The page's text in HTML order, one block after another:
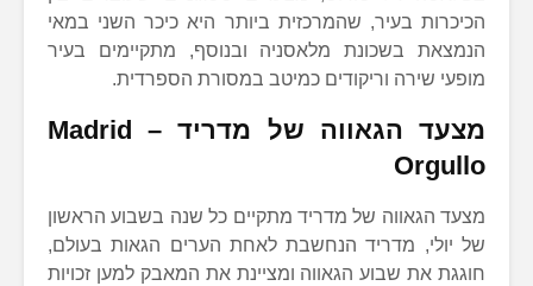
הכיכרות בעיר, שהמרכזית ביותר היא כיכר השני במאי
הנמצאת בשכונת מלאסניה ובנוסף, מתקיימים בעיר
מופעי שירה וריקודים כמיטב במסורת הספרדית.
מצעד הגאווה של מדריד – Madrid
Orgullo
מצעד הגאווה של מדריד מתקיים כל שנה בשבוע הראשון
של יולי, מדריד הנחשבת לאחת הערים הגאות בעולם,
חוגגת את שבוע הגאווה ומציינת את המאבק למען זכויות